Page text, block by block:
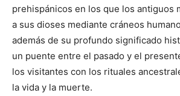
prehispánicos en los que los antiguos
a sus dioses mediante cráneos
además de su profundo significado
un puente entre el pasado y el
los visitantes con los rituales
la vida y la muerte.